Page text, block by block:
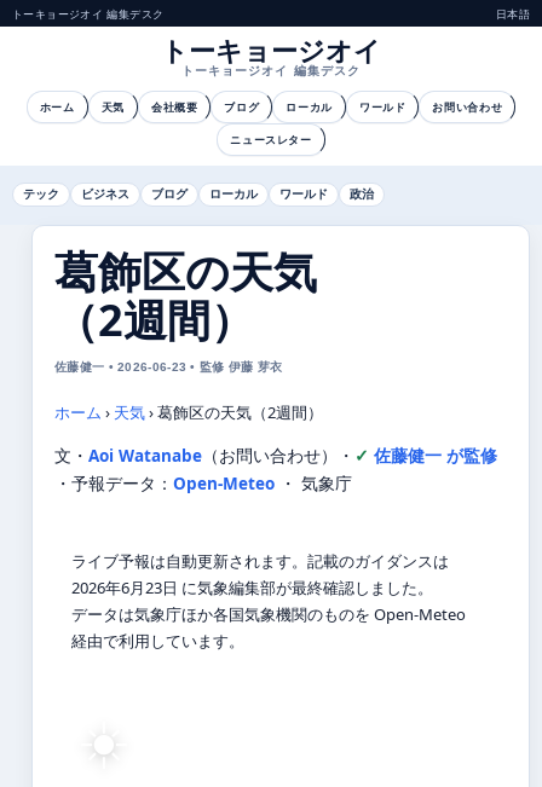
トーキョージオイ 編集デスク 日本語
トーキョージオイ
トーキョージオイ 編集デスク
ホーム 天気 会社概要 ブログ ローカル ワールド お問い合わせ
ニュースレター
テック ビジネス ブログ ローカル ワールド 政治
葛飾区の天気
（2週間）
佐藤健一 • 2026-06-23 • 監修 伊藤 芽衣
ホーム › 天気›葛飾区の天気（2週間）
文・ Aoi Watanabe （お問い合わせ） ・
佐藤健一 が監修
・ 予報データ： Open-Meteo ・ 気象庁
ライブ予報は自動更新されます。記載のガイダンスは
2026年6月23日 に気象編集部が最終確認しました。
データは気象庁ほか各国気象機関のものを Open-Meteo
経由で利用しています。
☀️